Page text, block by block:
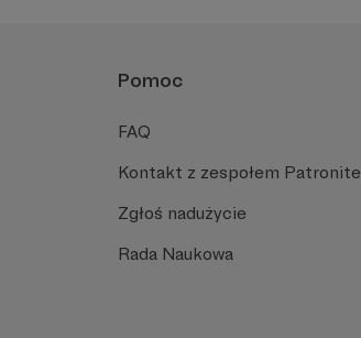
Pomoc
FAQ
Kontakt z zespołem Patronite
Zgłoś nadużycie
Rada Naukowa